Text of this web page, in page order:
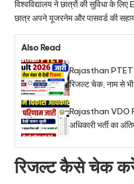
विश्वविद्यालय ने छात्रों की सुविधा के
छात्र अपने यूजरनेम और पासवर्ड की
Also Read
Rajasthan PTET
रिजल्ट चेक, नाम से
Rajasthan VDO
अधिकारी भर्ती का
रिजल्ट कैसे चेक